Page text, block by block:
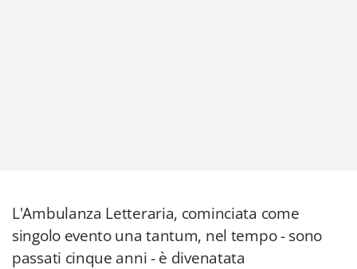
L'Ambulanza Letteraria, cominciata come
singolo evento una tantum, nel tempo - sono
passati cinque anni - è divenatata